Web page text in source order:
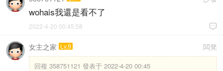
wohais我還是看不了

2022-4-20 00:45:58
闆凳
女主之家 Lv.9
回複 358751121 發表于 2022-4-20 00:45